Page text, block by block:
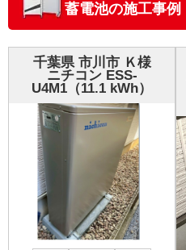
蓄電池の施工事例
千葉県 市川市 Ｋ様
ニチコン ESS-
U4M1（11.1 kWh）